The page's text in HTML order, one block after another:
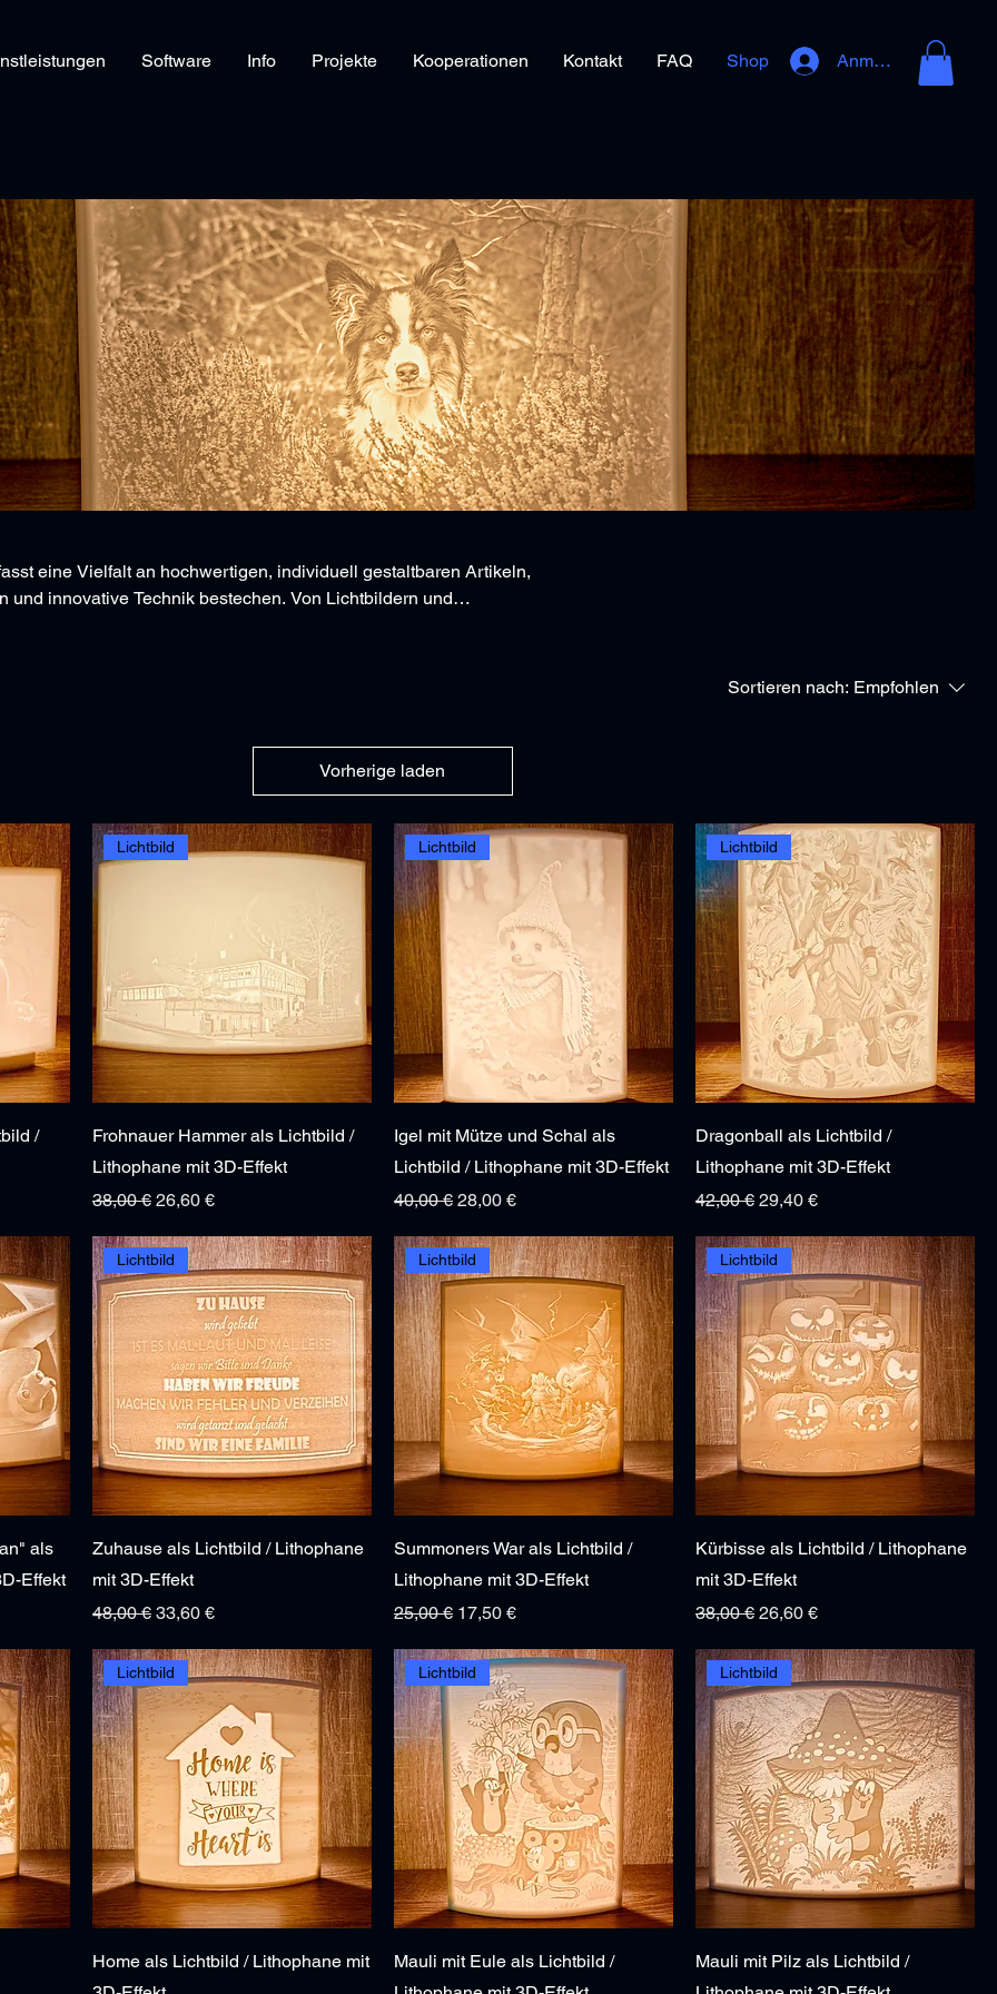
Software Info Projekte Kooperationen Kontakt FAQ Shop Anmelden
eine Vielfalt an hochwertigen, individuell gestaltbaren Artikeln,
und innovative Technik bestechen. Von Lichtbildern und
Geschenke. Alle Produkte sind darauf ausgerichtet, ästhetische
Sortieren nach: Empfohlen
Vorherige laden
/
Lichtbild
Frohnauer Hammer als Lichtbild /
Lithophane mit 3D-Effekt
Standardpreis
38,00 € Sale-Preis
26,60 €
Lichtbild
Igel mit Mütze und Schal als
Lichtbild / Lithophane mit 3D-Effekt
Standardpreis
40,00 € Sale-Preis
28,00 €
Lichtbild
Dragonball als Lichtbild /
Lithophane mit 3D-Effekt
Standardpreis
42,00 € Sale-Preis
29,40 €
als
Effekt
Lichtbild
Zuhause als Lichtbild / Lithophane
mit 3D-Effekt
Standardpreis
48,00 € Sale-Preis
33,60 €
Lichtbild
Summoners War als Lichtbild /
Lithophane mit 3D-Effekt
Standardpreis
25,00 € Sale-Preis
17,50 €
Lichtbild
Kürbisse als Lichtbild / Lithophane
mit 3D-Effekt
Standardpreis
38,00 € Sale-Preis
26,60 €
Lichtbild
Home als Lichtbild / Lithophane mit
Lichtbild
Mauli mit Eule als Lichtbild /
Lichtbild
Mauli mit Pilz als Lichtbild /